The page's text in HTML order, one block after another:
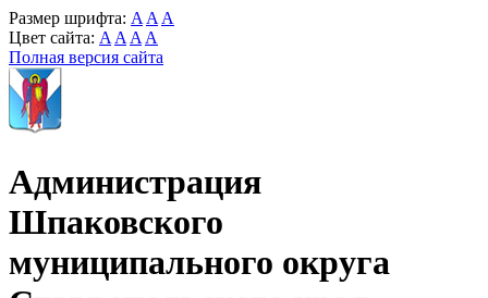
Размер шрифта: A A A
Цвет сайта: A A A A
Полная версия сайта
Администрация
Шпаковского
муниципального округа